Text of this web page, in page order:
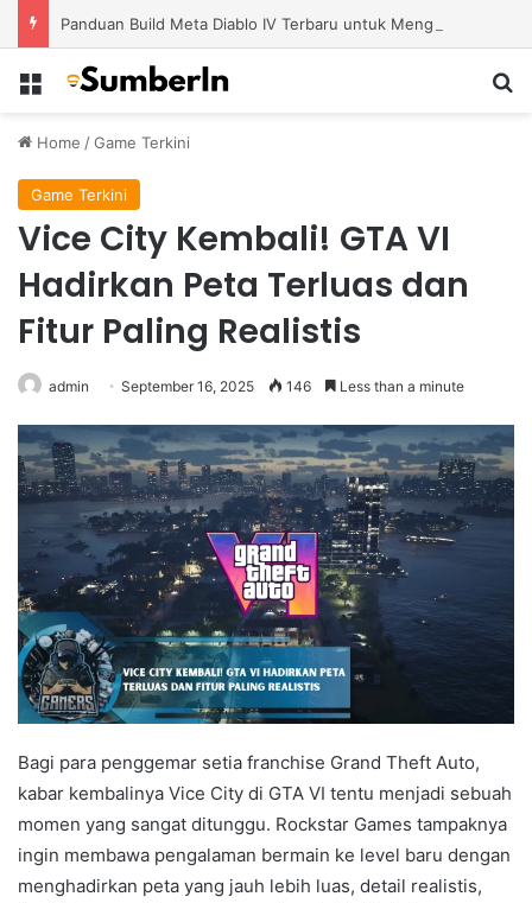
Menu
Home /Game Terkini
Game Terkini
Vice City Kembali! GTA VI
Hadirkan Peta Terluas dan
Fitur Paling Realistis
admin September 16, 2025 146 Less than a minute
Bagi para penggemar setia franchise Grand Theft Auto,
kabar kembalinya Vice City di GTA VI tentu menjadi sebuah
momen yang sangat ditunggu. Rockstar Games tampaknya
ingin membawa pengalaman bermain ke level baru dengan
menghadirkan peta yang jauh lebih luas, detail realistis,